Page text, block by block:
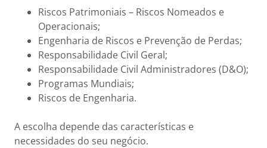
Riscos Patrimoniais – Riscos Nomeados e
Operacionais;
Engenharia de Riscos e Prevenção de Perdas;
Responsabilidade Civil Geral;
Responsabilidade Civil Administradores (D&O);
Programas Mundiais;
Riscos de Engenharia.
A escolha depende das características e
necessidades do seu negócio.